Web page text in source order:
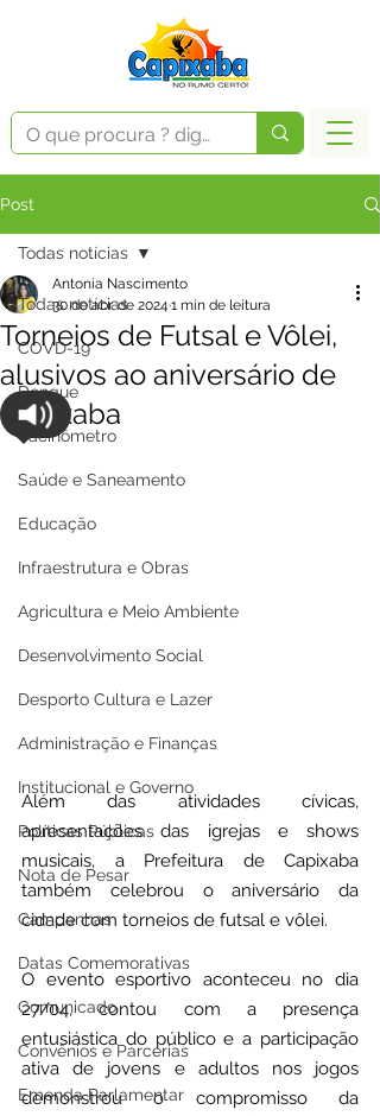
Post
Todas notícias
COVD-19
Dengue
Vacinômetro
Saúde e Saneamento
Educação
Infraestrutura e Obras
Agricultura e Meio Ambiente
Desenvolvimento Social
Desporto Cultura e Lazer
Administração e Finanças
Institucional e Governo
Políticas Públicas
Nota de Pesar
Campanhas
Datas Comemorativas
Comunicado
Convênios e Parcerias
Emenda Parlamentar
Todas notícias
Torneios de Futsal e Vôlei,
alusivos ao aniversário de
Capixaba
Antonia Nascimento
30 de abr. de 2024 1 min de leitura
Além das atividades cívicas,
apresentações das igrejas e shows
musicais, a Prefeitura de Capixaba
também celebrou o aniversário da
cidade com torneios de futsal e vôlei.
O evento esportivo aconteceu no dia
27/04, contou com a presença
entusiástica do público e a participação
ativa de jovens e adultos nos jogos
demonstrou o compromisso da